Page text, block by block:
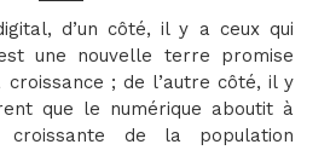
d’un côté, il y a ceux qui
une nouvelle terre promise
; de l’autre côté, il y
que le numérique aboutit à
croissante de la population